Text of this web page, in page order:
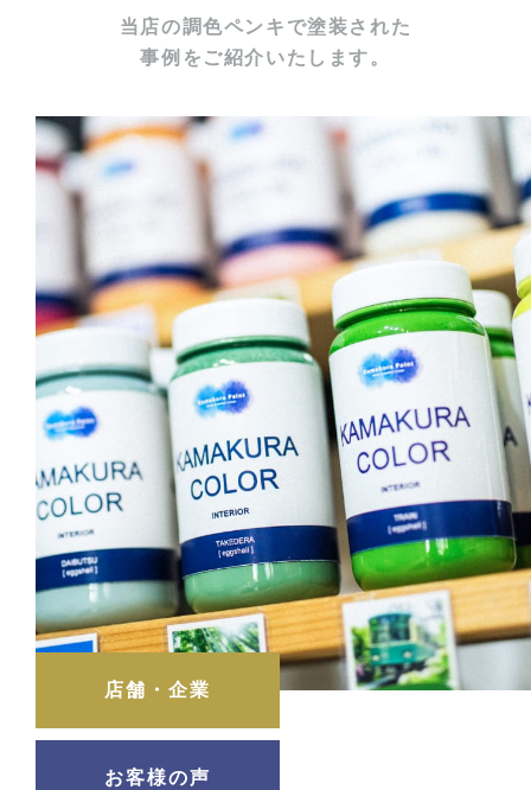
当店の調色ペンキで塗装された
事例をご紹介いたします。
店舗・企業
お客様の声